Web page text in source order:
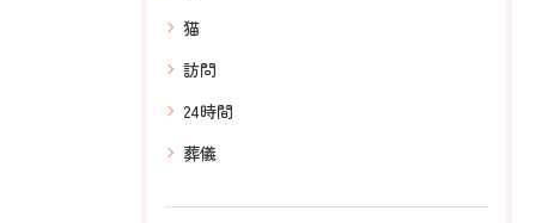
猫
訪問
24時間
葬儀